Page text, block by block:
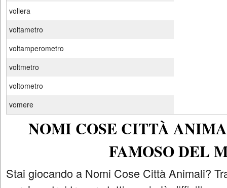
voliera
voltametro
voltamperometro
voltmetro
voltometro
vomere
NOMI COSE CITTÀ
FAMOSO DEL
Stai giocando a Nomi Cose Città Animali?